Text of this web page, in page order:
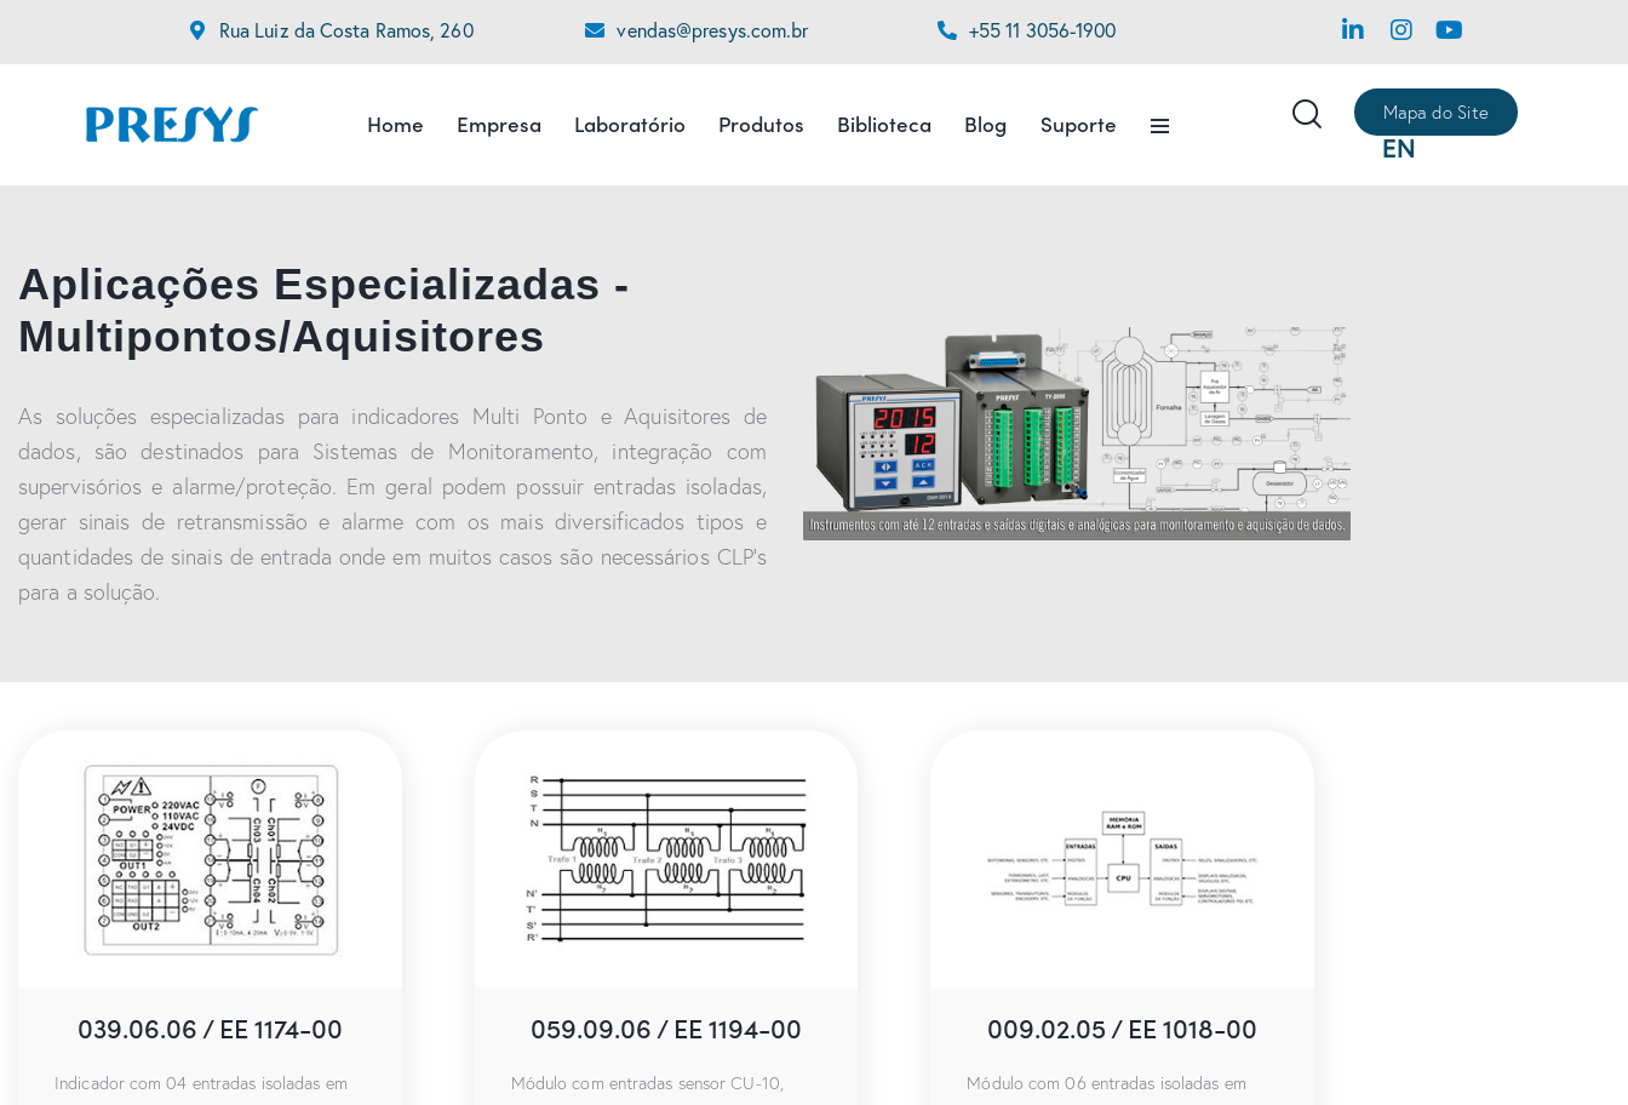
Rua Luiz da Costa Ramos, 260 vendas@presys.com.br +55 11 3056-1900
Home Empresa Laboratório Produtos Biblioteca Blog Suporte Mapa do Site
EN
Aplicações Especializadas -
Multipontos/Aquisitores
As soluções especializadas para indicadores Multi Ponto e Aquisitores de
dados, são destinados para Sistemas de Monitoramento, integração com
supervisórios e alarme/proteção. Em geral podem possuir entradas isoladas,
gerar sinais de retransmissão e alarme com os mais diversificados tipos e
quantidades de sinais de entrada onde em muitos casos são necessários CLP’s
para a solução.
039.06.06 / EE 1174-00
Indicador com 04 entradas isoladas em
059.09.06 / EE 1194-00
Módulo com entradas sensor CU-10,
009.02.05 / EE 1018-00
Módulo com 06 entradas isoladas em